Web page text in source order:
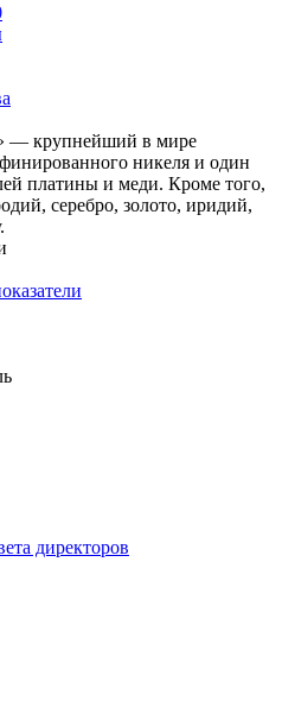
— крупнейший в мире
никеля и один
платины и меди. Кроме того,
серебро, золото, иридий,
директоров